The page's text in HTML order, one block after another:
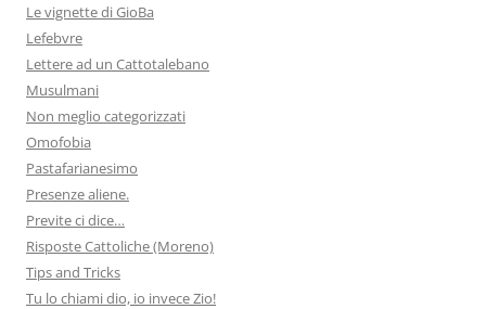
Le vignette di GioBa
Lefebvre
Lettere ad un Cattotalebano
Musulmani
Non meglio categorizzati
Omofobia
Pastafarianesimo
Presenze aliene.
Previte ci dice…
Risposte Cattoliche (Moreno)
Tips and Tricks
Tu lo chiami dio, io invece Zio!